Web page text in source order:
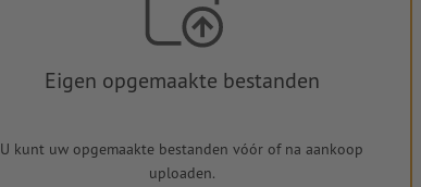
Eigen opgemaakte bestanden
U kunt uw opgemaakte bestanden vóór of na aankoop
uploaden.